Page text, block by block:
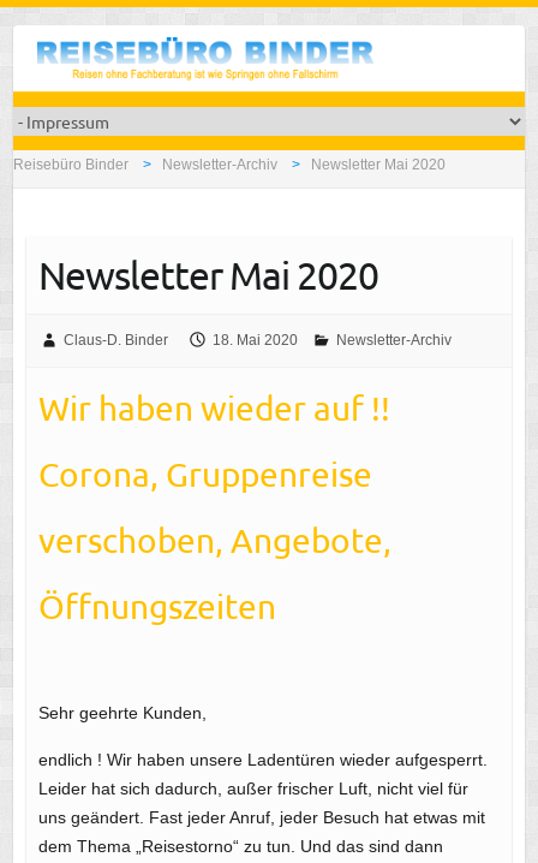
Reisebüro Binder Newsletter-Archiv Newsletter Mai 2020
Newsletter Mai 2020
Claus-D. Binder 18. Mai 2020 Newsletter-Archiv
Wir haben wieder auf !!
Corona, Gruppenreise
verschoben, Angebote,
Öffnungszeiten
Sehr geehrte Kunden,
endlich ! Wir haben unsere Ladentüren wieder aufgesperrt.
Leider hat sich dadurch, außer frischer Luft, nicht viel für
uns geändert. Fast jeder Anruf, jeder Besuch hat etwas mit
dem Thema „Reisestorno“ zu tun. Und das sind dann